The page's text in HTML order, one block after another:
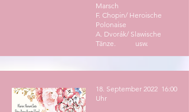
Marsch
F. Chopin/ Heroische
Polonaise
A. Dvorák/ Slawische
Tänze. usw.
18. September 2022 16:00
Uhr